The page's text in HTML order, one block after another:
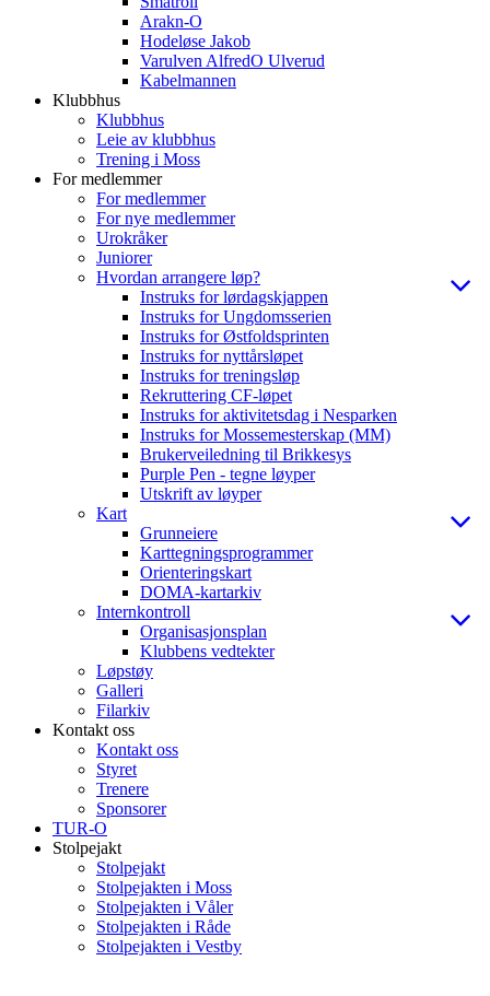
Arakn-O
Hodeløse Jakob
Varulven AlfredO Ulverud
Kabelmannen
Klubbhus
Klubbhus
Leie av klubbhus
Trening i Moss
For medlemmer
For medlemmer
For nye medlemmer
Urokråker
Juniorer
Hvordan arrangere løp?
Instruks for lørdagskjappen
Instruks for Ungdomsserien
Instruks for Østfoldsprinten
Instruks for nyttårsløpet
Instruks for treningsløp
Rekruttering CF-løpet
Instruks for aktivitetsdag i Nesparken
Instruks for Mossemesterskap (MM)
Brukerveiledning til Brikkesys
Purple Pen - tegne løyper
Utskrift av løyper
Kart
Grunneiere
Karttegningsprogrammer
Orienteringskart
DOMA-kartarkiv
Internkontroll
Organisasjonsplan
Klubbens vedtekter
Løpstøy
Galleri
Filarkiv
Kontakt oss
Kontakt oss
Styret
Trenere
Sponsorer
TUR-O
Stolpejakt
Stolpejakt
Stolpejakten i Moss
Stolpejakten i Våler
Stolpejakten i Råde
Stolpejakten i Vestby